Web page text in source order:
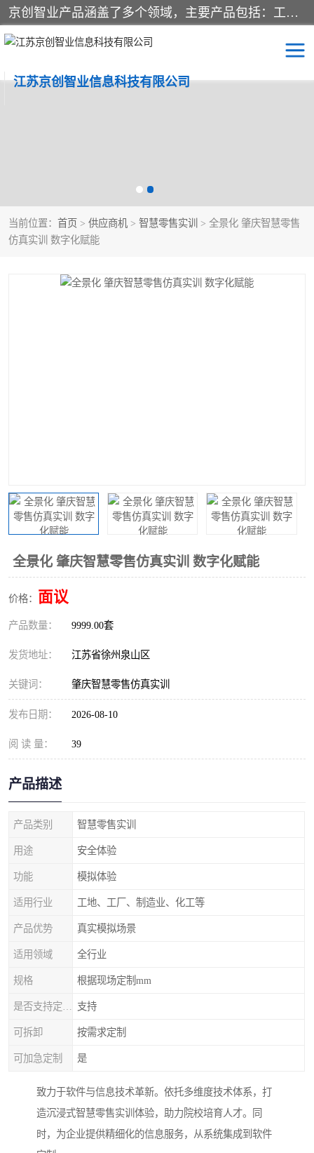
京创智业产品涵盖了多个领域，主要产品包括：工业4.0生产线解决方案，智慧物流综合实训室，教学设备与实验室建设，虚拟仿真实验室等。公司将秉持“创新、执着、诚信、共赢”的理念，以“将服务当作使命”为核心价值观，致力于为客户创造价值，与客户、合作伙伴和员工共同成长。
江苏京创智业信息科技有限公司
当前位置： 首页 > 供应商机 > 智慧零售实训
> 全景化 肇庆智慧零售
仿真实训 数字化赋能
全景化 肇庆智慧零售仿真实训 数字化赋能
价格： 面议
产品数量： 9999.00套
发货地址： 江苏省徐州泉山区
关键词： 肇庆智慧零售仿真实训
发布日期： 2026-08-10
阅 读 量： 39
产品描述
产品类别 智慧零售实训
用途 安全体验
功能 模拟体验
适用行业 工地、工厂、制造业、化工等
产品优势 真实模拟场景
适用领域 全行业
规格 根据现场定制mm
支持
可拆卸 按需求定制
可加急定制 是
致力于软件与信息技术革新。依托多维度技术体系，打
造沉浸式智慧零售实训体验，助力院校培育人才。同
时，为企业提供精细化的信息服务，从系统集成到软件
智慧零售实训 智能制造